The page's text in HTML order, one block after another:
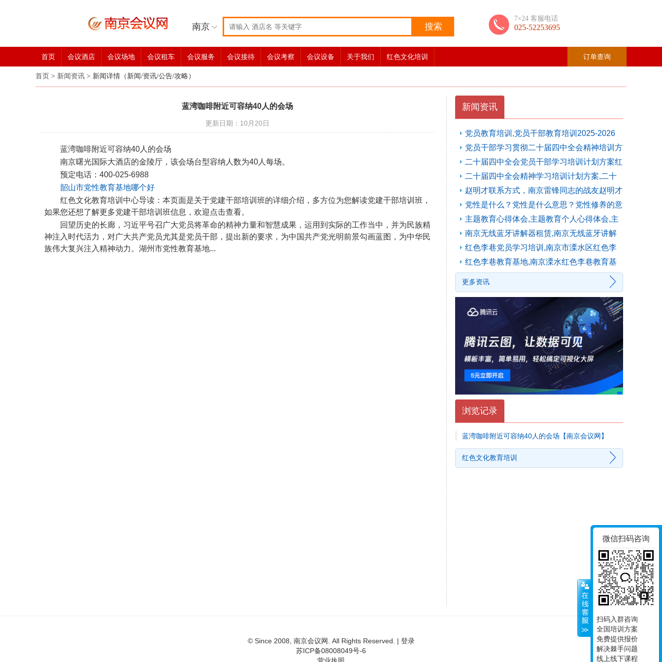
南京 搜索
7×24 客服电话
025-52253695
首页 会议酒店 会议场地 会议租车 会议服务 会议接待 会议考察 会议设备 关于我们 红色文化培训 订单查询
首页 > 新闻资讯 > 新闻详情（新闻/资讯/公告/攻略）
蓝湾咖啡附近可容纳40人的会场
更新日期：10月20日
蓝湾咖啡附近可容纳40人的会场
南京曙光国际大酒店的金陵厅，该会场台型容纳人数为40人每场。
预定电话：400-025-6988
韶山市党性教育基地哪个好
红色文化教育培训中心导读：本页面是关于党建干部培训班的详细介绍，多方位为您解读党建干部培训班，
如果您还想了解更多党建干部培训班信息，欢迎点击查看。
回望历史的长廊，习近平号召广大党员将革命的精神力量和智慧成果，运用到实际的工作当中，并为民族精
神注入时代活力，对广大共产党员尤其是党员干部，提出新的要求，为中国共产党光明前景勾画蓝图，为中华民
族伟大复兴注入精神动力。湖州市党性教育基地...
新闻资讯
党员教育培训,党员干部教育培训2025-2026
年度党员干部教育培训课程计划方案及预算
(10月28日)
党员干部学习贯彻二十届四中全会精神培训方
案及计划 (10月27日)
二十届四中全会党员干部学习培训计划方案红
色教育党性教育培训方案 (10月27日)
二十届四中全会精神学习培训计划方案,二十
届四中全会精神党员外出学习培训计划方案！
(10月27日)
赵明才联系方式，南京雷锋同志的战友赵明才
同志联系电话 (06月12日)
党性是什么？党性是什么意思？党性修养的意
义？ (10月18日)
主题教育心得体会,主题教育个人心得体会,主
题教育的感悟和收获 (10月18日)
南京无线蓝牙讲解器租赁,南京无线蓝牙讲解
器租赁公司,蓝牙讲解器租赁多少钱,南京无线
蓝牙讲解器,南京一对多政务企业大团队无 (09
月11日)
红色李巷党员学习培训,南京市溧水区红色李
巷党员主题日活动方案。 (05月20日)
红色李巷教育基地,南京溧水红色李巷教育基
地 (05月19日)
更多资讯
浏览记录
蓝湾咖啡附近可容纳40人的会场【南京会议网】
红色文化教育培训
© Since 2008, 南京会议网. All Rights Reserved. | 登录
苏ICP备08008049号-6
营业执照
微信扫码咨询
扫码入群咨询
全国培训方案
免费提供报价
解决棘手问题
线上线下课程